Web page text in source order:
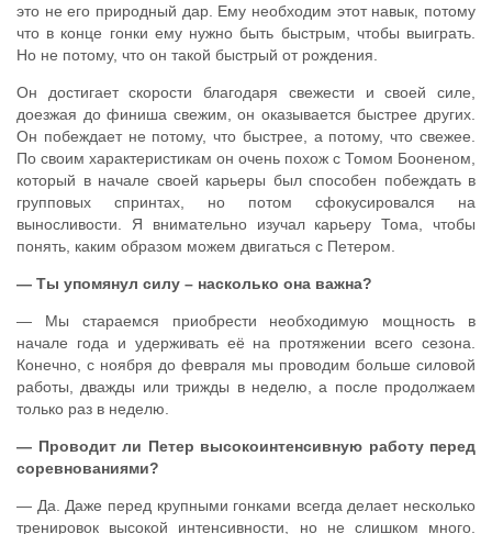
это не его природный дар. Ему необходим этот навык, потому
что в конце гонки ему нужно быть быстрым, чтобы выиграть.
Но не потому, что он такой быстрый от рождения.
Он достигает скорости благодаря свежести и своей силе,
доезжая до финиша свежим, он оказывается быстрее других.
Он побеждает не потому, что быстрее, а потому, что свежее.
По своим характеристикам он очень похож с Томом Бооненом,
который в начале своей карьеры был способен побеждать в
групповых спринтах, но потом сфокусировался на
выносливости. Я внимательно изучал карьеру Тома, чтобы
понять, каким образом можем двигаться с Петером.
— Ты упомянул силу – насколько она важна?
— Мы стараемся приобрести необходимую мощность в
начале года и удерживать её на протяжении всего сезона.
Конечно, с ноября до февраля мы проводим больше силовой
работы, дважды или трижды в неделю, а после продолжаем
только раз в неделю.
— Проводит ли Петер высокоинтенсивную работу перед
соревнованиями?
— Да. Даже перед крупными гонками всегда делает несколько
тренировок высокой интенсивности, но не слишком много.